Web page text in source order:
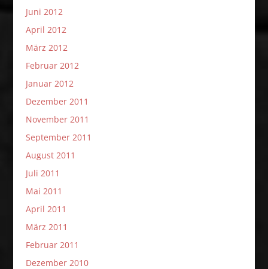
Juni 2012
April 2012
März 2012
Februar 2012
Januar 2012
Dezember 2011
November 2011
September 2011
August 2011
Juli 2011
Mai 2011
April 2011
März 2011
Februar 2011
Dezember 2010